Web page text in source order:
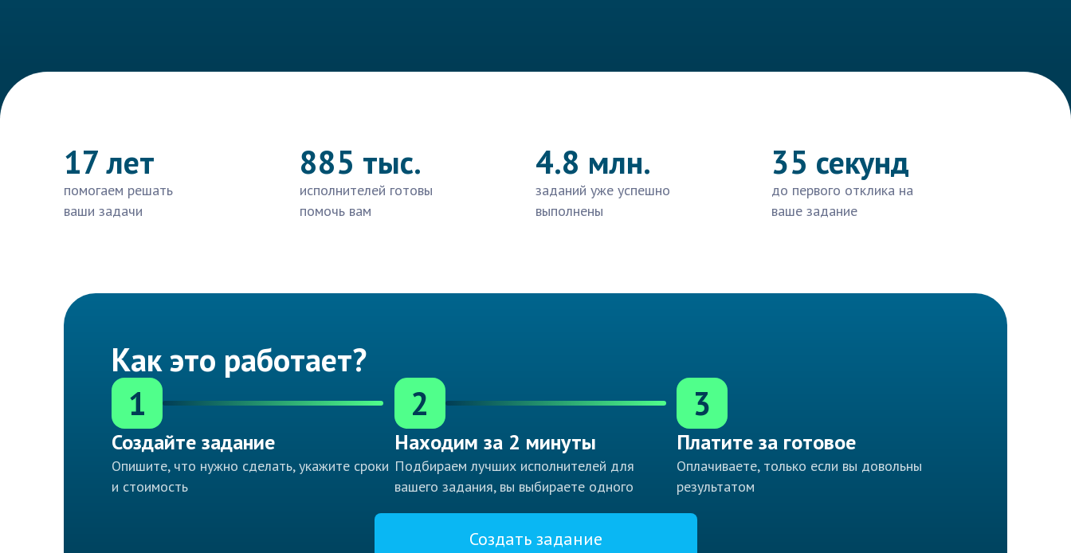
17 лет
помогаем решать
ваши задачи
885 тыс.
исполнителей готовы
помочь вам
4.8 млн.
заданий уже успешно
выполнены
35 секунд
до первого отклика на
ваше задание
Как это работает?
1
Создайте задание
Опишите, что нужно сделать, укажите сроки
и стоимость
2
Находим за 2 минуты
Подбираем лучших исполнителей для
вашего задания, вы выбираете одного
3
Платите за готовое
Оплачиваете, только если вы довольны
результатом
Создать задание